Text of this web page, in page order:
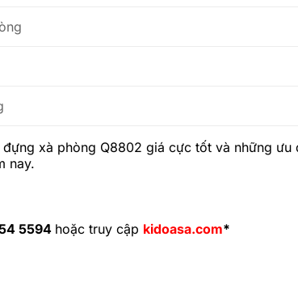
đựng xà phòng Q8802 giá cực tốt và những ưu
nay.
5594 hoặc truy cập kidoasa.com*